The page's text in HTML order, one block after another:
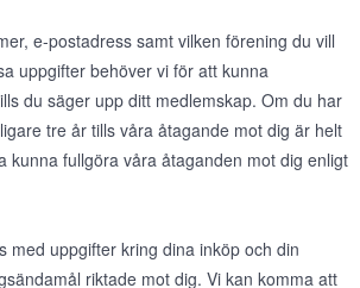
e-postadress samt vilken förening du vill
uppgifter behöver vi för att kunna
du säger upp ditt medlemskap. Om du har
tre år tills våra åtagande mot dig är helt
kunna fullgöra våra åtaganden mot dig enligt
med uppgifter kring dina inköp och din
riktade mot dig. Vi kan komma att